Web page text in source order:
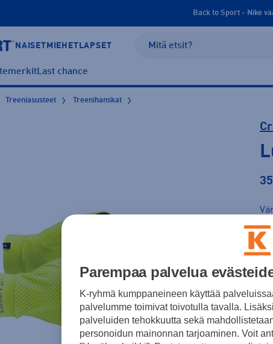
Back to Sport - Nike
NAISET MIEHET LAPSET
Last chance
Treeniasusteet Treenihanskat
Parempaa palvelua
K-ryhmä kumppaneineen käyttää
palvelumme toimivat toivotulla tavalla.
palveluiden tehokkuutta sekä
personoidun mainonnan tarjoaminen. Voit